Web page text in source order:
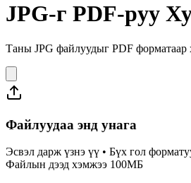
JPG-г PDF-руу
Таны JPG файлуудыг PDF форматаар
Файлуудаа энд унага
Эсвэл дарж үзнэ үү • Бүх гол
Файлын дээд хэмжээ 100МБ